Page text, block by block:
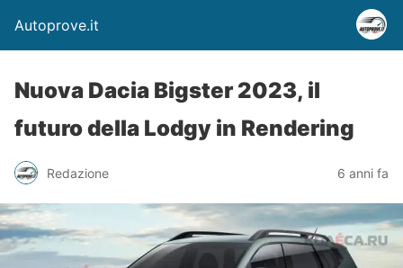
Autoprove.it
Nuova Dacia Bigster 2023, il
futuro della Lodgy in Rendering
Redazione 6 anni fa